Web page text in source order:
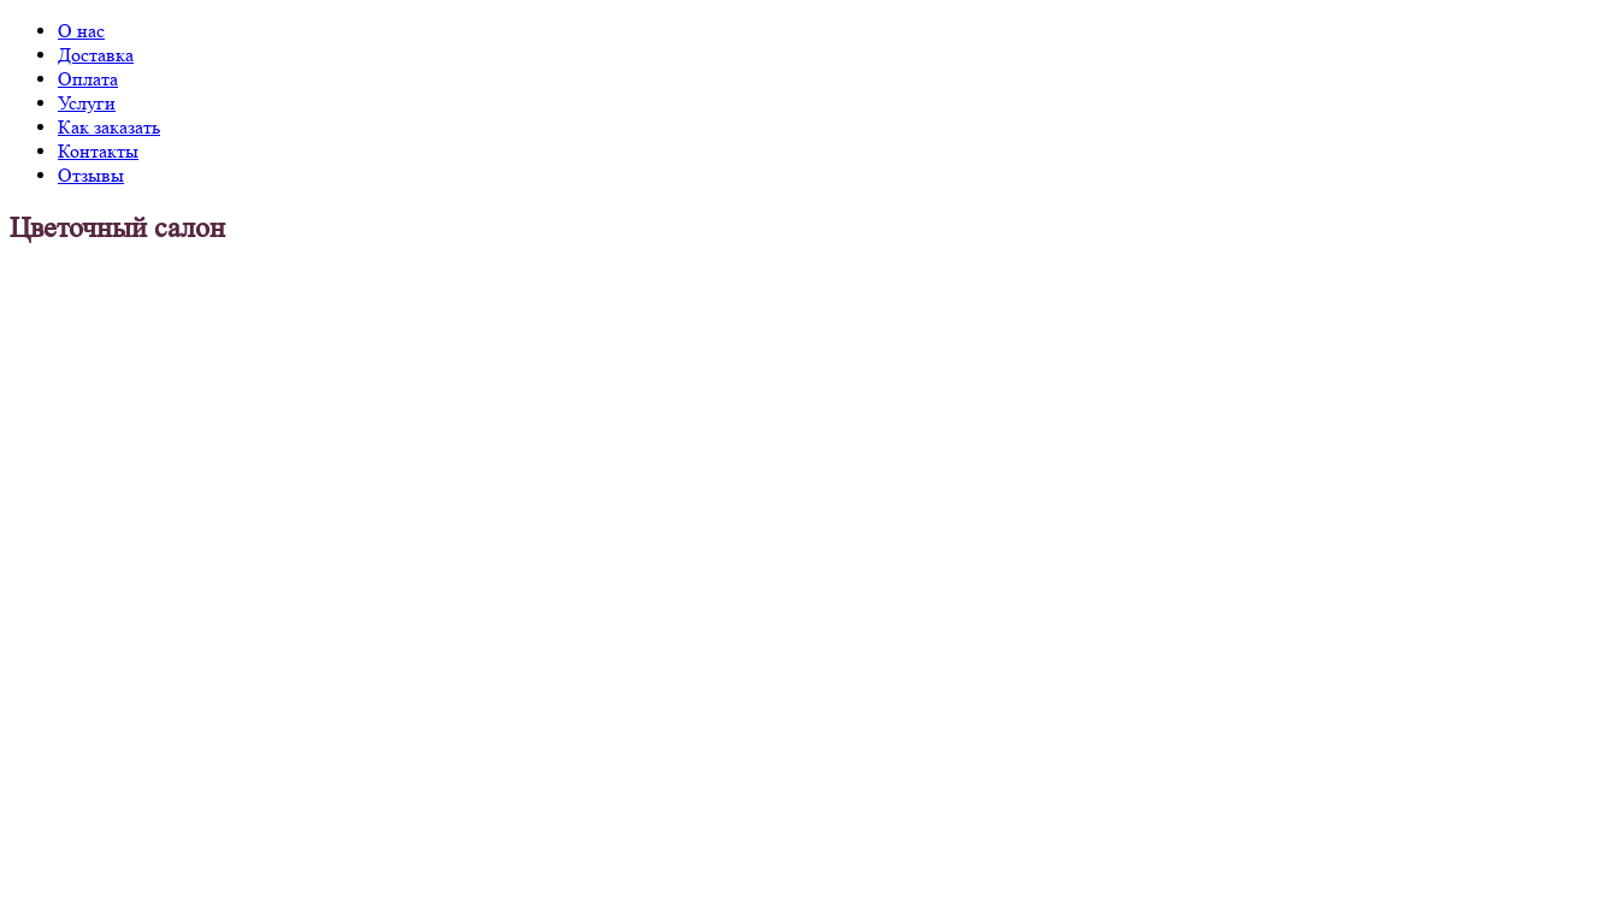
О нас
Доставка
Оплата
Услуги
Как заказать
Контакты
Отзывы
Цветочный салон